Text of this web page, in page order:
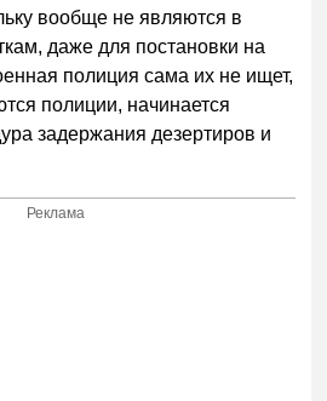
вообще не являются в
даже для постановки на
полиция сама их не ищет,
полиции, начинается
задержания дезертиров и
Реклама